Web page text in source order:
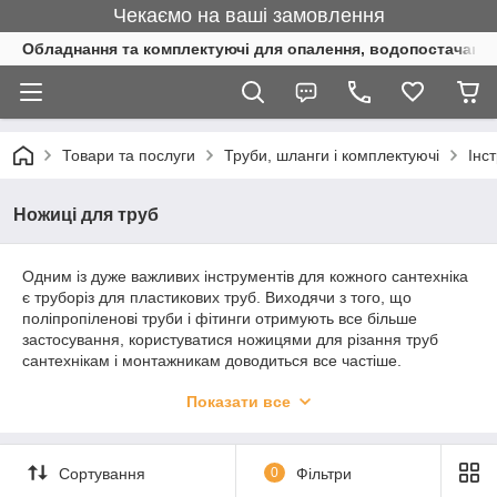
Чекаємо на ваші замовлення
Обладнання та комплектуючі для опалення, водопостачання
Товари та послуги Труби, шланги і комплектуючі
Ножиці для труб
Одним із дуже важливих інструментів для кожного сантехніка
є труборіз для пластикових труб. Виходячи з того, що
поліпропіленові труби і фітинги отримують все більше
застосування, користуватися ножицями для різання труб
сантехнікам і монтажникам доводиться все частіше.
Показати все
Сортування 0 Фільтри